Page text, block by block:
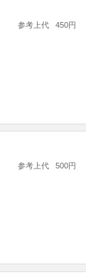
参考上代 450円
参考上代 500円